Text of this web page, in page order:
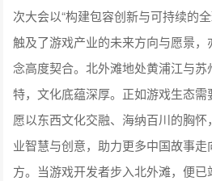
次大会以“构建包容创新与可持续的
触及了游戏产业的未来方向与愿景
念高度契合。北外滩地处黄浦江与
特，文化底蕴深厚。正如游戏生态
愿以东西文化交融、海纳百川的胸
业智慧与创意，助力更多中国故事
方。当游戏开发者步入北外滩，便